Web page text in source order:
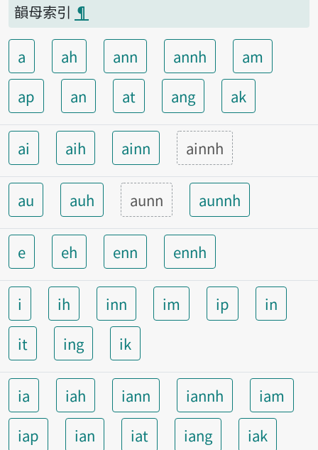
韻母索引 ¶
a ah ann annh
am
ap
an at ang ak
ai aih ainn ainnh
au auh aunn aunnh
e eh enn ennh
i ih inn im ip
in
it
ing ik
ia iah iann iannh
iam
iap
ian iat iang iak